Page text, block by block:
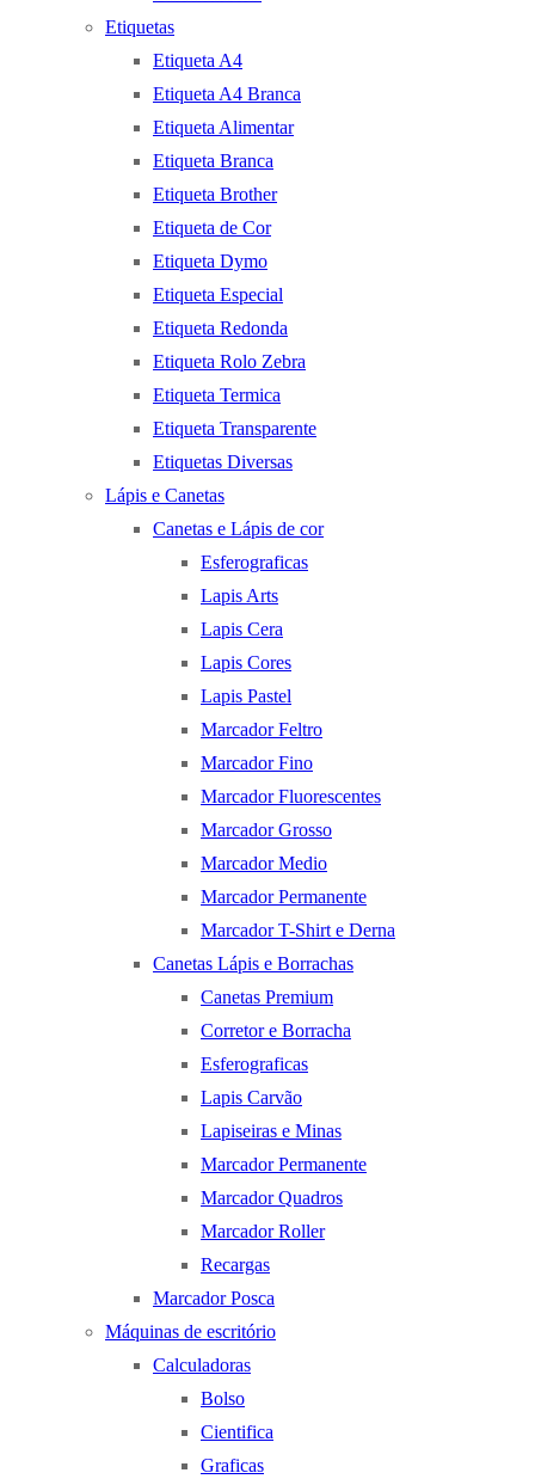
Etiquetas
Etiqueta A4
Etiqueta A4 Branca
Etiqueta Alimentar
Etiqueta Branca
Etiqueta Brother
Etiqueta de Cor
Etiqueta Dymo
Etiqueta Especial
Etiqueta Redonda
Etiqueta Rolo Zebra
Etiqueta Termica
Etiqueta Transparente
Etiquetas Diversas
Lápis e Canetas
Canetas e Lápis de cor
Esferograficas
Lapis Arts
Lapis Cera
Lapis Cores
Lapis Pastel
Marcador Feltro
Marcador Fino
Marcador Fluorescentes
Marcador Grosso
Marcador Medio
Marcador Permanente
Marcador T-Shirt e Derna
Canetas Lápis e Borrachas
Canetas Premium
Corretor e Borracha
Esferograficas
Lapis Carvão
Lapiseiras e Minas
Marcador Permanente
Marcador Quadros
Marcador Roller
Recargas
Marcador Posca
Máquinas de escritório
Calculadoras
Bolso
Cientifica
Graficas